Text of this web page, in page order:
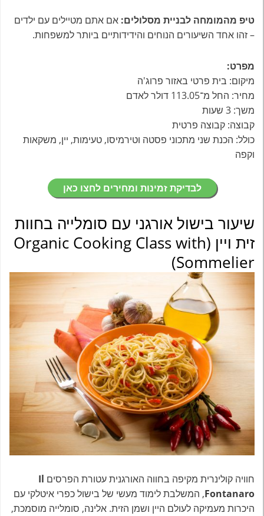
טיפ מהמומחה לבניית מסלולים: אם אתם מטיילים עם ילדים
– זהו אחד השיעורים הנוחים והידידותיים ביותר למשפחות.
מפרט:
מיקום: בית פרטי באזור פרוג'ה
מחיר: החל מ־113.05 דולר לאדם
משך: 3 שעות
קבוצה: קבוצה פרטית
כולל: הכנת שני מתכוני פסטה וטירמיסו, טעימות, יין, משקאות
וקפה
לבדיקת זמינות ומחירים לחצו כאן
שיעור בישול אורגני עם סומלייה בחוות
זית ויין (Organic Cooking Class with
Sommelier)
חוויה קולינרית מקיפה בחווה האורגנית עטורת הפרסים Il
Fontanaro, המשלבת לימוד מעשי של בישול כפרי איטלקי עם
היכרות מעמיקה לעולם היין ושמן הזית. אלינה, סומלייה מוסמכת,